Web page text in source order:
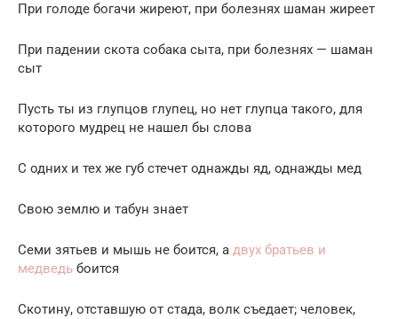
При голоде богачи жиреют, при болезнях шаман жиреет
При падении скота собака сыта, при болезнях — шаман
сыт
Пусть ты из глупцов глупец, но нет глупца такого, для
которого мудрец не нашел бы слова
С одних и тех же губ стечет однажды яд, однажды мед
Свою землю и табун знает
Семи зятьев и мышь не боится, а двух братьев и
медведь боится
Скотину, отставшую от стада, волк съедает; человек,